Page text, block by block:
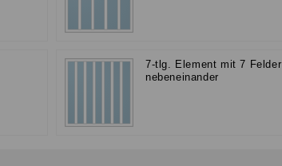
7-tlg. Element mit 7 Felder
nebeneinander